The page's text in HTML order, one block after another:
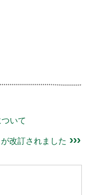
いて
改訂されました